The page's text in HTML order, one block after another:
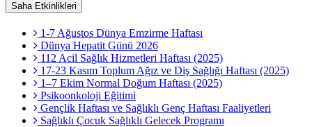
Saha Etkinlikleri
1-7 Ağustos Dünya Emzirme Haftası
Dünya Hepatit Günü 2026
112 Acil Sağlık Hizmetleri Haftası (2025)
17-23 Kasım Toplum Ağız ve Diş Sağlığı Haftası (2025)
1–7 Ekim Normal Doğum Haftası (2025)
Psikoonkoloji Eğitimi
Gençlik Haftası ve Sağlıklı Genç Haftası Faaliyetleri
Sağlıklı Çocuk Sağlıklı Gelecek Programı